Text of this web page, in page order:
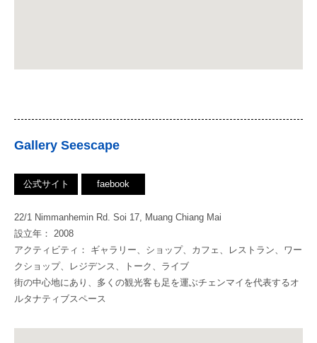
Gallery Seescape
公式サイト faebook
22/1 Nimmanhemin Rd. Soi 17, Muang Chiang Mai
設立年： 2008
アクティビティ： ギャラリー、ショップ、カフェ、レストラン、ワー
クショップ、レジデンス、トーク、ライブ
街の中心地にあり、多くの観光客も足を運ぶチェンマイを代表するオ
ルタナティブスペース